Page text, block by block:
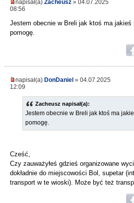
napisał(a) Zacheusz » 04.07.2025
08:56
Jestem obecnie w Breli jak ktoś ma jakieś
pomogę.
napisał(a) DonDaniel » 04.07.2025
12:09
Zacheusz napisał(a):
Jestem obecnie w Breli jak ktoś ma
pomogę.
Cześć,
Czy zauważyłeś gdzieś organizowane
dokładnie do miejscowości Bol, supetar
transport w te wioski). Może być też